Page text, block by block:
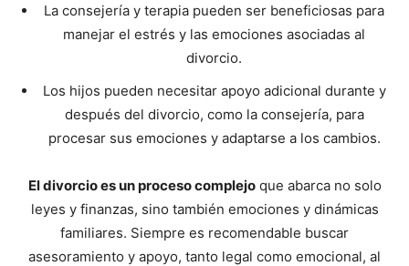
La consejería y terapia pueden ser beneficiosas para
manejar el estrés y las emociones asociadas al
divorcio.
Los hijos pueden necesitar apoyo adicional durante y
después del divorcio, como la consejería, para
procesar sus emociones y adaptarse a los cambios.
El divorcio es un proceso complejoque abarca no solo
leyes y finanzas, sino también emociones y dinámicas
familiares. Siempre es recomendable buscar
asesoramiento y apoyo, tanto legal como emocional, al